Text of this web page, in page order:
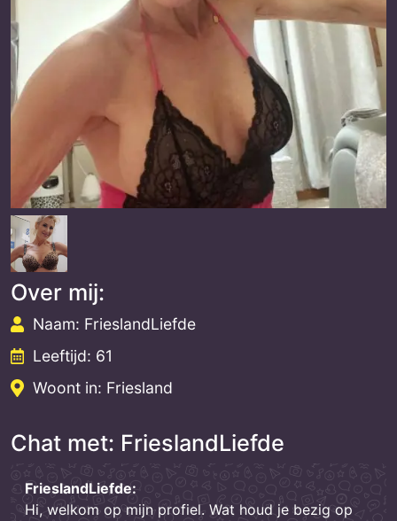
Over mij:
Naam: FrieslandLiefde
Leeftijd: 61
Woont in: Friesland
Chat met: FrieslandLiefde
FrieslandLiefde:
Hi, welkom op mijn profiel. Wat houd je bezig op